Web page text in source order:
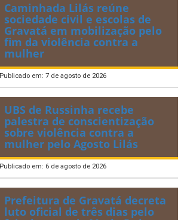
Caminhada Lilás reúne
sociedade civil e escolas de
Gravatá em mobilização pelo
fim da violência contra a
mulher
Publicado em: 7 de agosto de 2026
UBS de Russinha recebe
palestra de conscientização
sobre violência contra a
mulher pelo Agosto Lilás
Publicado em: 6 de agosto de 2026
Prefeitura de Gravatá decreta
luto oficial de três dias pelo